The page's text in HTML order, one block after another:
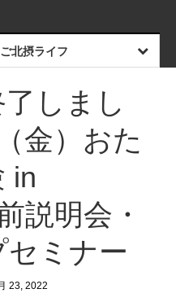
北摂ライフ
しまし
金）おた
in
説明会・
ミナー
23, 2022